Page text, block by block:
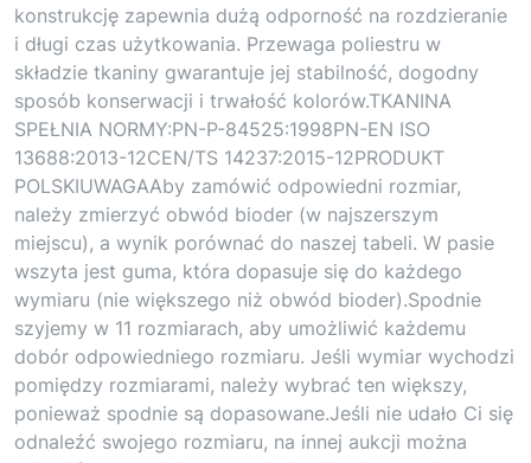
konstrukcję zapewnia dużą odporność na rozdzieranie
i długi czas użytkowania. Przewaga poliestru w
składzie tkaniny gwarantuje jej stabilność, dogodny
sposób konserwacji i trwałość kolorów.TKANINA
SPEŁNIA NORMY:PN-P-84525:1998PN-EN ISO
13688:2013-12CEN/TS 14237:2015-12PRODUKT
POLSKIUWAGAAby zamówić odpowiedni rozmiar,
należy zmierzyć obwód bioder (w najszerszym
miejscu), a wynik porównać do naszej tabeli. W pasie
wszyta jest guma, która dopasuje się do każdego
wymiaru (nie większego niż obwód bioder).Spodnie
szyjemy w 11 rozmiarach, aby umożliwić każdemu
dobór odpowiedniego rozmiaru. Jeśli wymiar wychodzi
pomiędzy rozmiarami, należy wybrać ten większy,
ponieważ spodnie są dopasowane.Jeśli nie udało Ci się
odnaleźć swojego rozmiaru, na innej aukcji można